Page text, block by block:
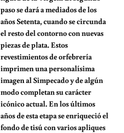
paso se dará a mediados de los
años Setenta, cuando se circunda
el resto del contorno con nuevas
piezas de plata. Estos
revestimientos de orfebrería
imprimen una personalísima
imagen al Simpecado y de algún
modo completan su carácter
icónico actual. En los últimos
años de esta etapa se enriqueció el
fondo de tisú con varios apliques